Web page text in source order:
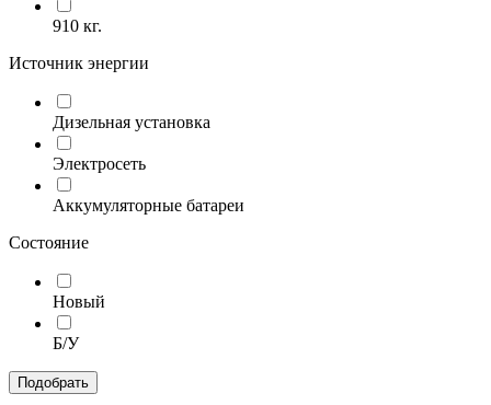
910 кг.
Источник энергии
Дизельная установка
Электросеть
Аккумуляторные батареи
Состояние
Новый
Б/У
Подобрать